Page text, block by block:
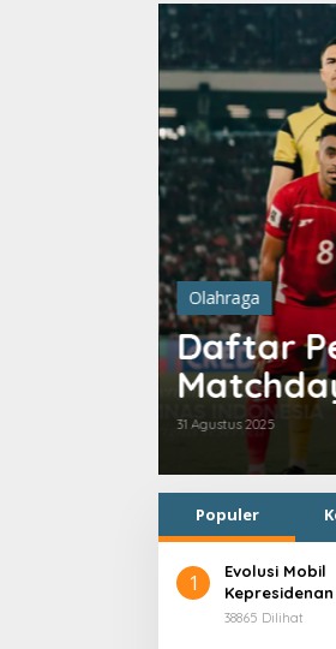
Pemain
Populer
1
Evolusi Mobil
Soekarno
38865 Dilihat